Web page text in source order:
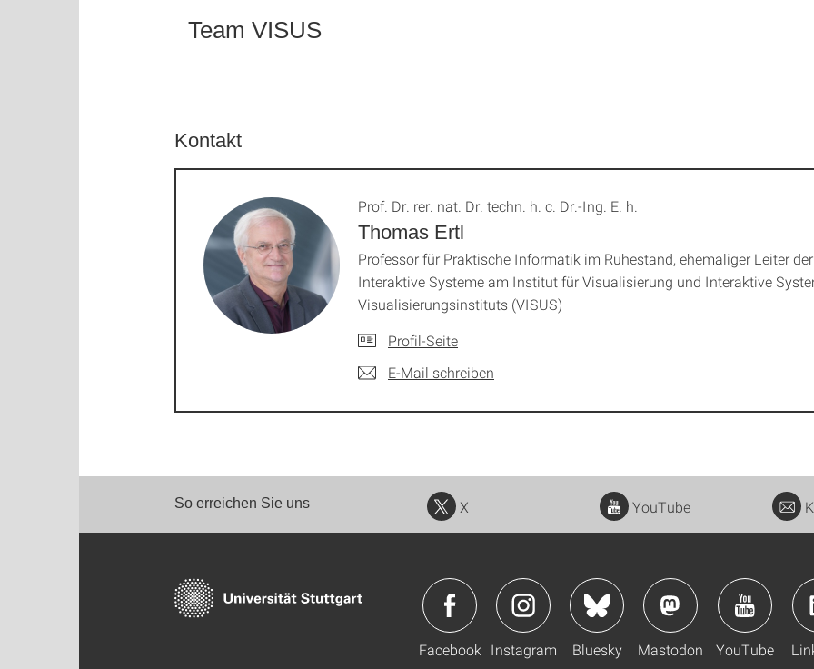
Team VISUS
Kontakt
Thomas Ertl
Prof. Dr. rer. nat. Dr. techn. h. c. Dr.-Ing. E. h.
Professor für Praktische Informatik im Ruhestand, ehemaliger Leiter
Interaktive Systeme am Institut für Visualisierung und Interaktive
Visualisierungsinstituts (VISUS)
Profil-Seite
E-Mail schreiben
So erreichen Sie uns X YouTube
Facebook Instagram Bluesky Mastodon YouTube